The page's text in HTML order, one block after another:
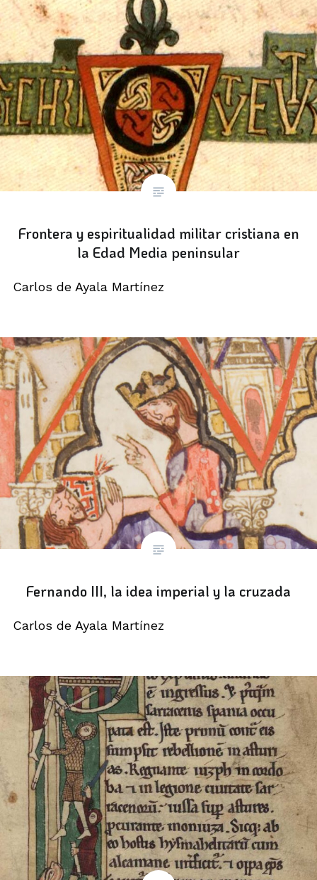
Frontera y espiritualidad militar cristiana en
la Edad Media peninsular
Carlos de Ayala Martínez
Fernando III, la idea imperial y la cruzada
Carlos de Ayala Martínez